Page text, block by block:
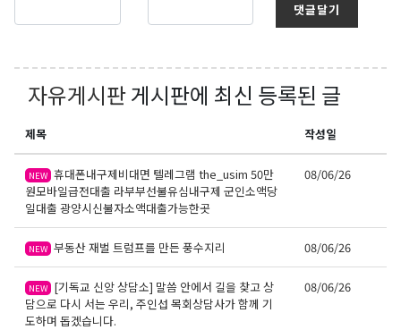
댓글달기
자유게시판게시판에 최신 등록된 글
제목 작성일
NEW 휴대폰내구제비대면 텔레그램 the_usim 50만
원모바일급전대출 라부부선불유심내구제 군인소액당
일대출 광양시신불자소액대출가능한곳
08/06/26
NEW 부동산 재벌 트럼프를 만든 풍수지리 08/06/26
NEW [기독교 신앙 상담소] 말씀 안에서 길을 찾고 상
담으로 다시 서는 우리, 주인섭 목회상담사가 함께 기
도하며 돕겠습니다.
08/06/26